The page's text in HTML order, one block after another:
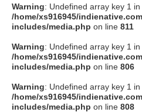
instagram
Tumblr
Soundcloud
to indienative
Warning: Undefined array key 1 in
/home/xs916945/
includes/media.php on line 811
Warning: Undefined array key 1 in
/home/xs916945/
includes/media.php on line 806
Warning: Undefined array key 1 in
/home/xs916945/
includes/media.php on line 808